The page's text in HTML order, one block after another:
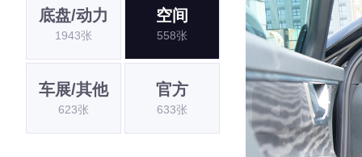
底盘/动力
1943张
空间
558张
车展/其他
623张
官方
633张